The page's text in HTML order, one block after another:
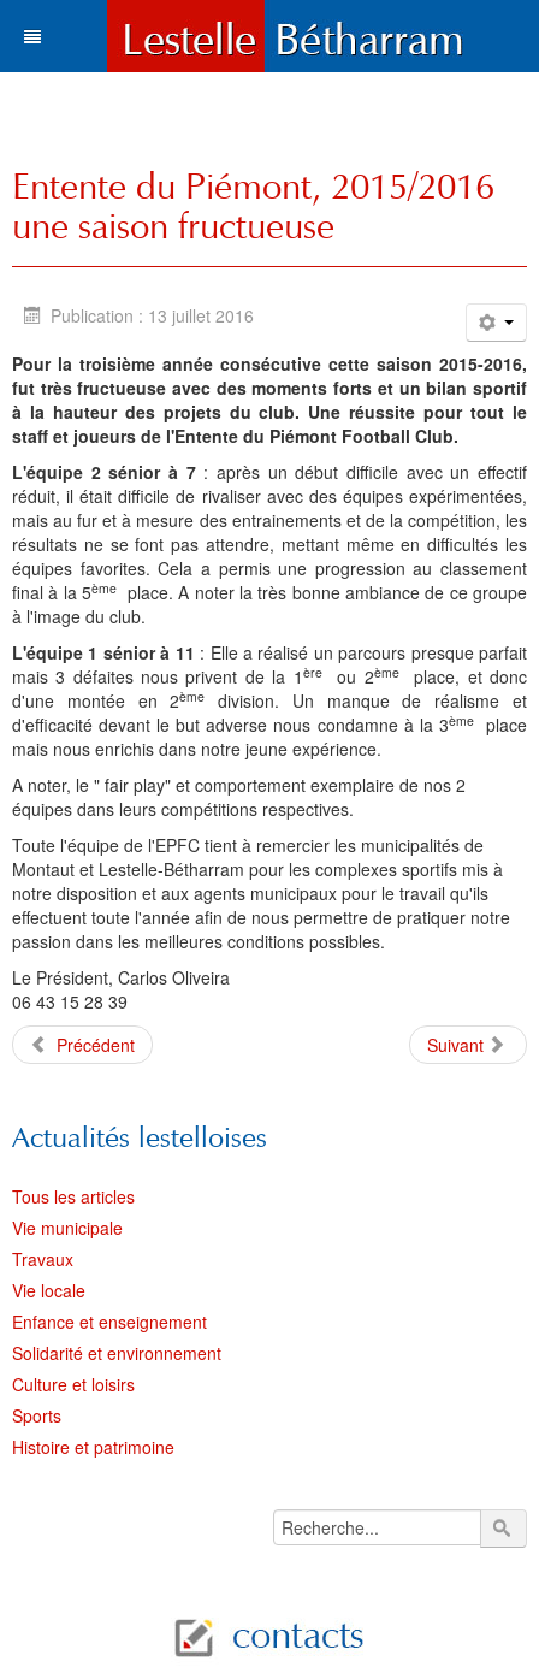
Vie municipale
Travaux
Solidarité et environnement
Culture et loisirs
Sports
Histoire et patrimoine
Situation et accès
Environnement
Fonds d'écran
Photos et cartes postales
Cartes postales anciennes
Le village en images
Contacts
Tourisme
Votre destination
Gîtes et meublés
Chambres d'Hôtes
Camping et chalets
Accueil des groupes
Aires de pique-nique
Bases de Loisirs
Balades et randonnées
Parcours d'orientation
Montagne et eaux vives
Visites et découvertes
Les Grottes de Bétharram
Produits régionaux
Artisanats d'arts
Manifestations
Montagne
Villes
Culture et découverte
Sports d'hivers et thermes
Histoire
La Chapelle de Bétharram
Reconstruction du Pont
Le XVIIIe siécle
Jusqu'au XXe siécle
Vers le progrès
Le nom de Lestelle
Toponymie gasconne
Chroniques locales
Archives
La charte de Lestelle
Municipalité depuis 1789
Translation du cimetière
Patrimoines
L'église Saint Jean-Baptiste
Le cimetière
Le moulin
Les chemins
Les savoir-faire
Cartes anciennes
Bienvenue
Archives
Le conseil municipal
Les membres du Conseil
Commissions municipales
Représentations externes
PV du Conseil Municipal
Informations
Le service administratif
Le service technique
Le service scolaire
Communauté de communes
Conseil Communautaire
Compétences
Plan Local d'Urbanisme
PLU 2025 modification simplifiée N° 1
PLU 2011 - Règlement
Restauration du calvaire
Aménagements
Projets
Réalisations
Budget et finances
Budgets primitifs
Comptes administratifs
Fiscalité
Bulletins municipaux
État civil
Naissances
Mariages / Pacs
Décès
Mentions légales et politique de confidentialité
Santé
Education
Petite enfance
Ecole publique
Collège et lycées
Lycées aux alentours
Entreprises
L'activité Lestelloise
Sports
Associations
Services aux jeunes
Administrations
Santé / Social
Maisons de retraite
Transports
Déchets
Culte
Bétharram
Histoire
Chronologie
La légende
Les pèlerinages
Patrimoine
La Chapelle Notre Dame
La Chapelle Saint Michel
Le vieux pont
Le Musée
La vie à Bétharram
L'ensemble scolaire
Les accueils
Votre séjour
Entente du Piémont, 2015/2016
une saison fructueuse
Publication : 13 juillet 2016
Pour la troisième année consécutive cette saison 2015-2016,
fut très fructueuse avec des moments forts et un bilan sportif
à la hauteur des projets du club. Une réussite pour tout le
staff et joueurs de l'Entente du Piémont Football Club.
L'équipe 2 sénior à 7 : après un début difficile avec un effectif
réduit, il était difficile de rivaliser avec des équipes expérimentées,
mais au fur et à mesure des entrainements et de la compétition, les
résultats ne se font pas attendre, mettant même en difficultés les
équipes favorites. Cela a permis une progression au classement
final à la 5ème place. A noter la très bonne ambiance de ce groupe
à l'image du club.
L'équipe 1 sénior à 11 : Elle a réalisé un parcours presque parfait
mais 3 défaites nous privent de la 1 èreou 2èmeplace, et donc
d'une montée en 2ème
division. Un manque de réalisme et
d'efficacité devant le but adverse nous condamne à la 3èmeplace
mais nous enrichis dans notre jeune expérience.
A noter, le " fair play" et comportement exemplaire de nos 2
équipes dans leurs compétitions respectives.
Toute l'équipe de l'EPFC tient à remercier les municipalités de
Montaut et Lestelle-Bétharram pour les complexes sportifs mis à
notre disposition et aux agents municipaux pour le travail qu'ils
effectuent toute l'année afin de nous permettre de pratiquer notre
passion dans les meilleures conditions possibles.
Le Président, Carlos Oliveira
06 43 15 28 39
Précédent
Suivant
Actualités lestelloises
Tous les articles
Vie municipale
Travaux
Vie locale
Enfance et enseignement
Solidarité et environnement
Culture et loisirs
Sports
Histoire et patrimoine